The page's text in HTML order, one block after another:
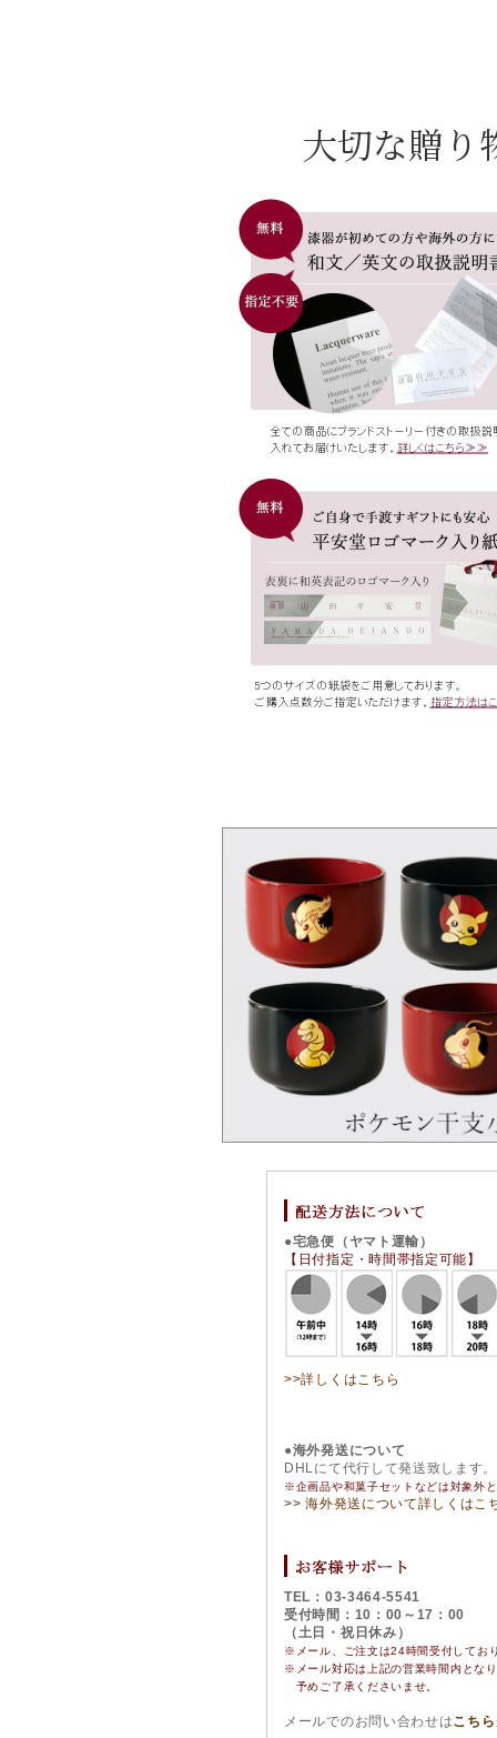
大切な贈
●宅急便（ヤマト運輸）
【日付指定・時間帯指定可能】
>>詳しくはこちら
●海外発送について
DHLにて代行して発送致します。
※企画品や和菓子セットなどは対象外
>> 海外発送について詳しくはこ
TEL：03-3464-5541
受付時間：10：00～17：00
（土日・祝日休み）
※メール、ご注文は24時間受付してお
※ メール対応は上記の営業時間内とな
予めご了承くださいませ。
メールでのお問い合わせはこちら